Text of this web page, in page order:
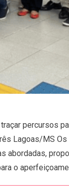
percursos
Lagoas/MS
o